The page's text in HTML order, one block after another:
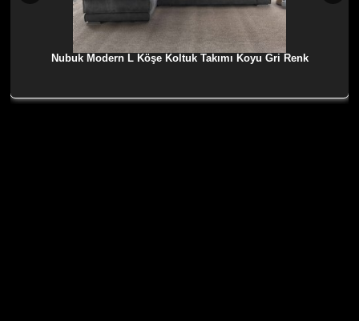
Nubuk Modern L Köşe Koltuk Takımı Koyu Gri Renk